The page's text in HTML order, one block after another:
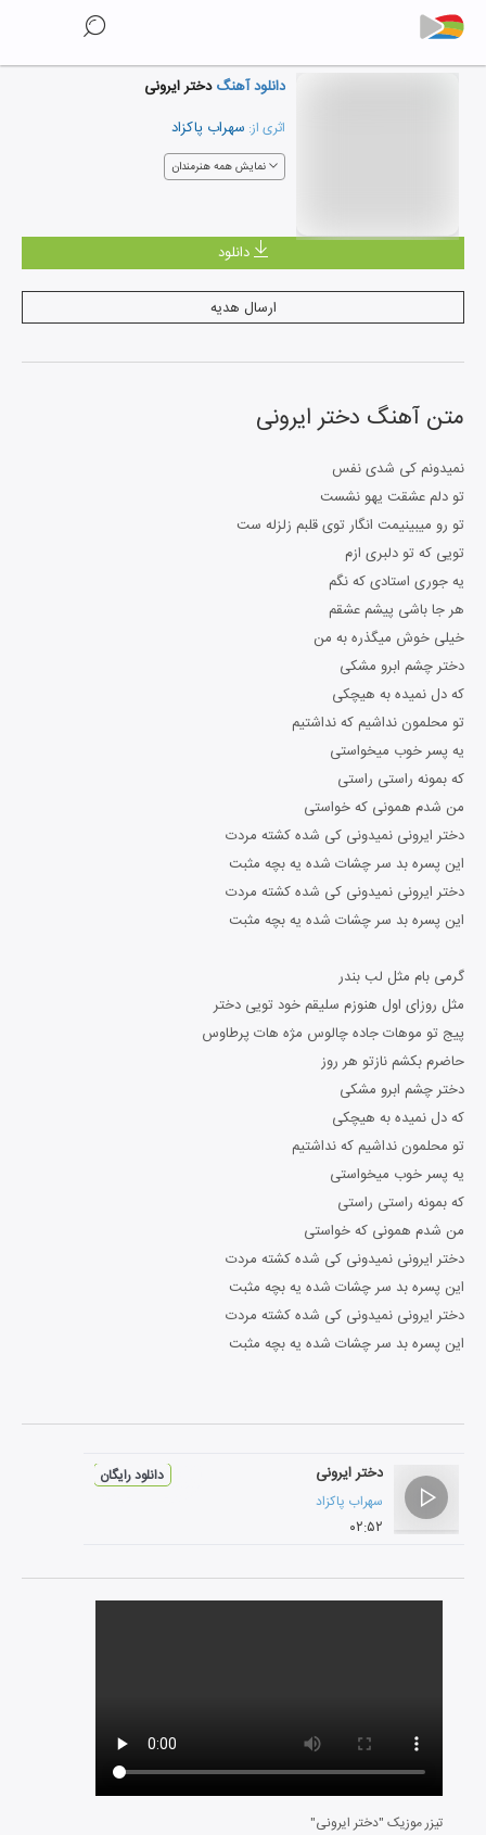
دانلود آهنگدختر ایرونی
اثری از: سهراب پاکزاد
نمایش همه هنرمندان
دانلود
ارسال هدیه
متن آهنگ دختر ایرونی
نمیدونم کی شدی نفس
تو دلم عشقت یهو نشست
تو رو میبینیمت انگار توی قلبم زلزله ست
تویی که تو دلبری ازم
یه جوری استادی که نگم
هر جا باشی پیشم عشقم
خیلی خوش میگذره به من
دختر چشم ابرو مشکی
که دل نمیده به هیچکی
تو محلمون نداشیم که نداشتیم
یه پسر خوب میخواستی
که بمونه راستی راستی
من شدم همونی که خواستی
دختر ایرونی نمیدونی کی شده کشته مردت
این پسره بد سر چشات شده یه بچه مثبت
دختر ایرونی نمیدونی کی شده کشته مردت
این پسره بد سر چشات شده یه بچه مثبت
گرمی بام مثل لب بندر
مثل روزای اول هنوزم سلیقم خود تویی دختر
پیج تو موهات جاده چالوس مژه هات پرطاوس
حاضرم بکشم نازتو هر روز
دختر چشم ابرو مشکی
که دل نمیده به هیچکی
تو محلمون نداشیم که نداشتیم
یه پسر خوب میخواستی
که بمونه راستی راستی
من شدم همونی که خواستی
دختر ایرونی نمیدونی کی شده کشته مردت
این پسره بد سر چشات شده یه بچه مثبت
دختر ایرونی نمیدونی کی شده کشته مردت
این پسره بد سر چشات شده یه بچه مثبت
دختر ایرونی
سهراب پاکزاد
۰۲:۵۲
دانلود رایگان
تیزر موزیک "دختر ایرونی"